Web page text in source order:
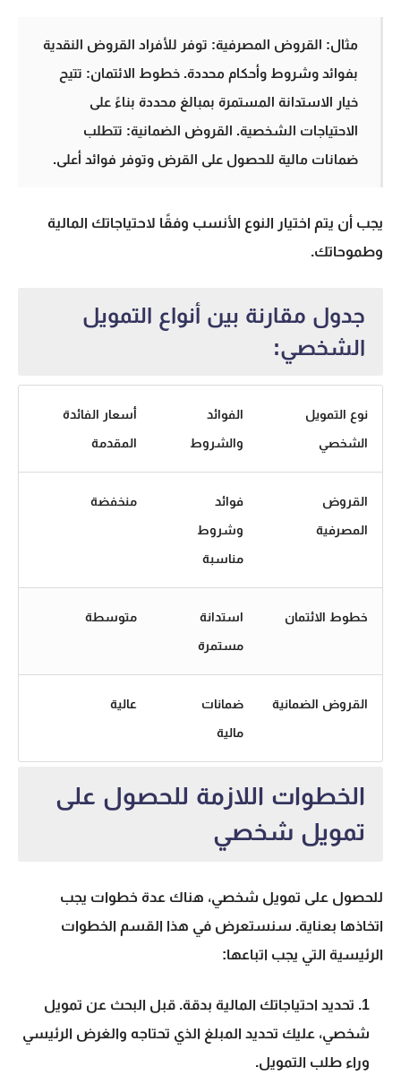
مثال: القروض المصرفية: توفر للأفراد القروض النقدية
بفوائد وشروط وأحكام محددة. خطوط الائتمان: تتيح
خيار الاستدانة المستمرة بمبالغ محددة بناءً على
الاحتياجات الشخصية. القروض الضمانية: تتطلب
ضمانات مالية للحصول على القرض وتوفر فوائد أعلى.
يجب أن يتم اختيار النوع الأنسب وفقًا لاحتياجاتك المالية
وطموحاتك.
جدول مقارنة بين أنواع التمويل
الشخصي:
نوع التمويل
الشخصي
الفوائد
والشروط
أسعار الفائدة
المقدمة
القروض
المصرفية
فوائد
وشروط
مناسبة
منخفضة
خطوط الائتمان
استدانة
مستمرة
متوسطة
القروض الضمانية
ضمانات
مالية
عالية
الخطوات اللازمة للحصول على
تمويل شخصي
للحصول على تمويل شخصي، هناك عدة خطوات يجب
اتخاذها بعناية. سنستعرض في هذا القسم الخطوات
الرئيسية التي يجب اتباعها:
تحديد احتياجاتك المالية بدقة. قبل البحث عن تمويل
شخصي، عليك تحديد المبلغ الذي تحتاجه والغرض الرئيسي
وراء طلب التمويل.